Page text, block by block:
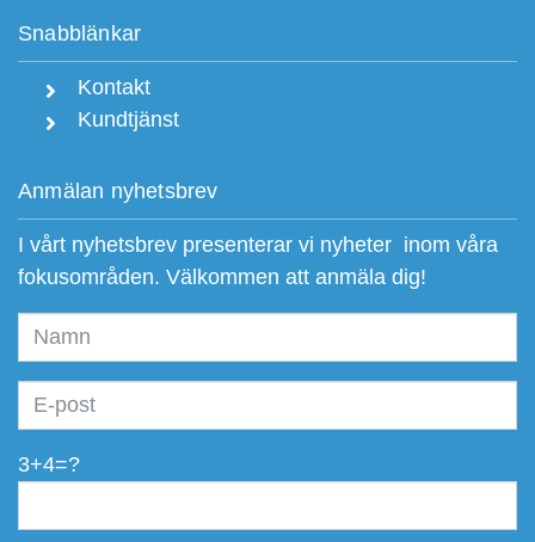
Snabblänkar
Kontakt
Kundtjänst
Anmälan nyhetsbrev
I vårt nyhetsbrev presenterar vi nyheter inom våra
fokusområden. Välkommen att anmäla dig!
3+4=?